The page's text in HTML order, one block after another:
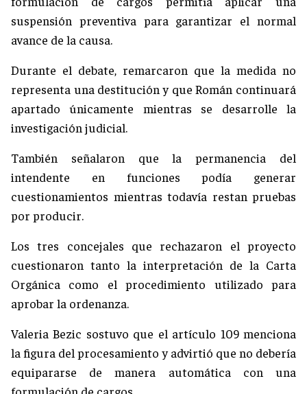
suspensión preventiva para garantizar el normal
avance de la causa.
Durante el debate, remarcaron que la medida no
representa una destitución y que Román continuará
apartado únicamente mientras se desarrolle la
investigación judicial.
También señalaron que la permanencia del
intendente en funciones podía generar
cuestionamientos mientras todavía restan pruebas
por producir.
Los tres concejales que rechazaron el proyecto
cuestionaron tanto la interpretación de la Carta
Orgánica como el procedimiento utilizado para
aprobar la ordenanza.
Valeria Bezic sostuvo que el artículo 109 menciona
la figura del procesamiento y advirtió que no debería
equipararse de manera automática con una